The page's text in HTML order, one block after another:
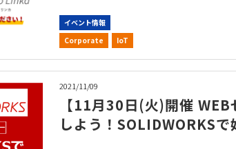
イベント情報
Corporate
IoT
2021/11/09
【11月30日(火)開催
しよう！SOLIDWORKS